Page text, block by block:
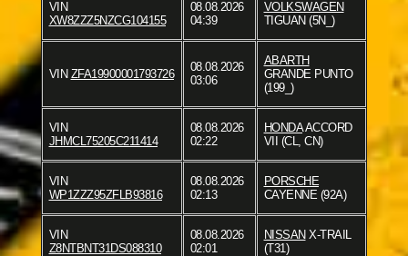
VIN
XW8ZZZ5NZCG104155
08.08.2026
04:39
VOLKSWAGEN
TIGUAN (5N_)
VIN ZFA19900001793726
08.08.2026
03:06
ABARTH
GRANDE PUNTO
(199_)
VIN
JHMCL75205C211414
08.08.2026
02:22
HONDAACCORD
VII (CL, CN)
VIN
WP1ZZZ95ZFLB93816
08.08.2026
02:13
PORSCHE
CAYENNE (92A)
VIN
Z8NTBNT31DS088310
08.08.2026
02:01
NISSAN X-TRAIL
(T31)